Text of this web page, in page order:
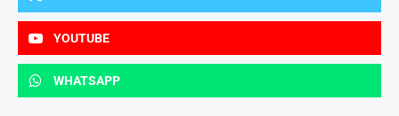
YOUTUBE
WHATSAPP